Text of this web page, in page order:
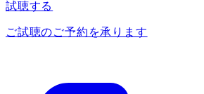
試聴する
ご試聴のご予約を承ります